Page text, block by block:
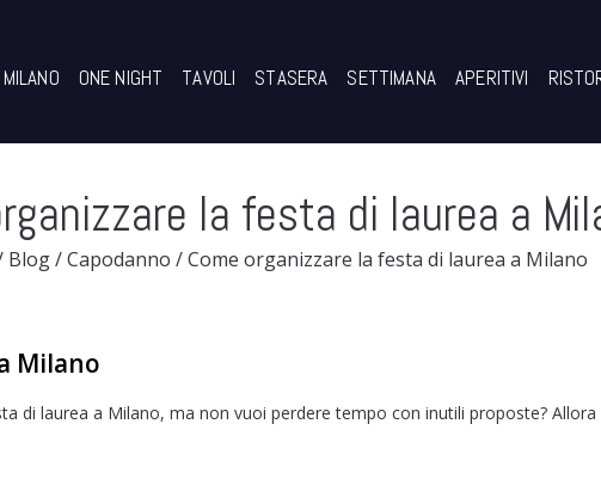
ONE NIGHT TAVOLI STASERA SETTIMANA APERITIVI
la festa di laurea a
Blog/Capodanno /Come organizzare la festa di laurea a Milano
Milano
di laurea a Milano, ma non vuoi perdere tempo con inutili proposte?